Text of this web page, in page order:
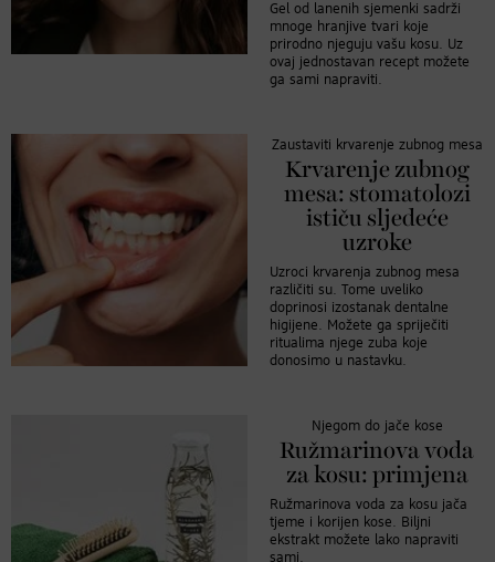
Gel od lanenih sjemenki sadrži
mnoge hranjive tvari koje
prirodno njeguju vašu kosu. Uz
ovaj jednostavan recept možete
ga sami napraviti.
Zaustaviti krvarenje zubnog mesa
Krvarenje zubnog
mesa: stomatolozi
ističu sljedeće
uzroke
Uzroci krvarenja zubnog mesa
različiti su. Tome uveliko
doprinosi izostanak dentalne
higijene. Možete ga spriječiti
ritualima njege zuba koje
donosimo u nastavku.
Njegom do jače kose
Ružmarinova voda
za kosu: primjena
Ružmarinova voda za kosu jača
tjeme i korijen kose. Biljni
ekstrakt možete lako napraviti
sami.